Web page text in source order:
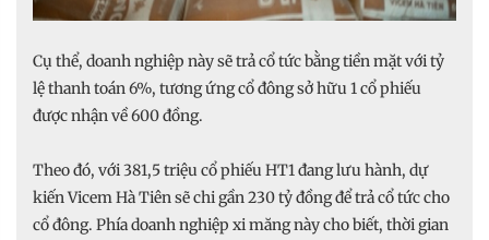
Cụ thể, doanh nghiệp này sẽ trả cổ tức bằng tiền mặt với tỷ
lệ thanh toán 6%, tương ứng cổ đông sở hữu 1 cổ phiếu
được nhận về 600 đồng.
Theo đó, với 381,5 triệu cổ phiếu HT1 đang lưu hành, dự
kiến Vicem Hà Tiên sẽ chi gần 230 tỷ đồng để trả cổ tức cho
cổ đông. Phía doanh nghiệp xi măng này cho biết, thời gian